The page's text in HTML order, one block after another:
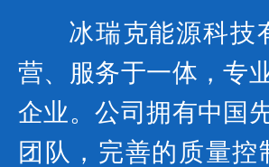
冰瑞克能源科技
营、服务于一体，专
企业。公司拥有中国
团队，完善的质量